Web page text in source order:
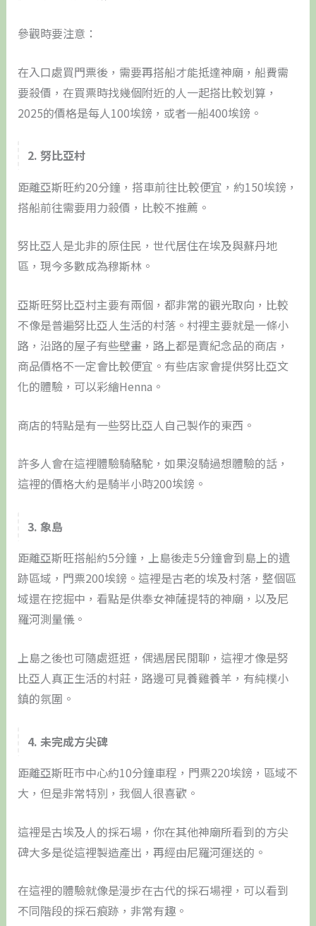
參觀時要注意：
在入口處買門票後，需要再搭船才能抵達神廟，船費需
要殺價，在買票時找幾個附近的人一起搭比較划算，
2025的價格是每人100埃鎊，或者一船400埃鎊。
2. 努比亞村
距離亞斯旺約20分鐘，搭車前往比較便宜，約150埃鎊，
搭船前往需要用力殺價，比較不推薦。
努比亞人是北非的原住民，世代居住在埃及與蘇丹地
區，現今多數成為穆斯林。
亞斯旺努比亞村主要有兩個，都非常的觀光取向，比較
不像是普遍努比亞人生活的村落。村裡主要就是一條小
路，沿路的屋子有些壁畫，路上都是賣紀念品的商店，
商品價格不一定會比較便宜。有些店家會提供努比亞文
化的體驗，可以彩繪Henna。
商店的特點是有一些努比亞人自己製作的東西。
許多人會在這裡體驗騎駱駝，如果沒騎過想體驗的話，
這裡的價格大約是騎半小時200埃鎊。
3. 象島
距離亞斯旺搭船約5分鐘，上島後走5分鐘會到島上的遺
跡區域，門票200埃鎊。這裡是古老的埃及村落，整個區
域還在挖掘中，看點是供奉女神薩提特的神廟，以及尼
羅河測量儀。
上島之後也可隨處逛逛，偶遇居民閒聊，這裡才像是努
比亞人真正生活的村莊，路邊可見養雞養羊，有純樸小
鎮的氛圍。
4. 未完成方尖碑
距離亞斯旺市中心約10分鐘車程，門票220埃鎊，區域不
大，但是非常特別，我個人很喜歡。
這裡是古埃及人的採石場，你在其他神廟所看到的方尖
碑大多是從這裡製造產出，再經由尼羅河運送的。
在這裡的體驗就像是漫步在古代的採石場裡，可以看到
不同階段的採石痕跡，非常有趣。